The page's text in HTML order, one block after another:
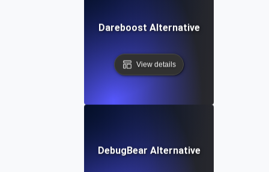
Dareboost Alternative
View details
DebugBear Alternative